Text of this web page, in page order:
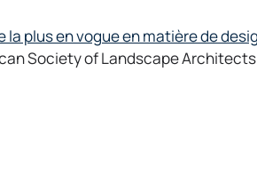
plus en vogue en matière de
Society of Landscape